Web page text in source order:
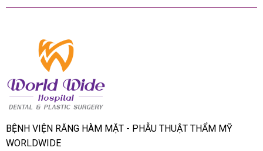
BỆNH VIỆN RĂNG HÀM MẶT - PHẪU THUẬT THẨM MỸ
WORLDWIDE